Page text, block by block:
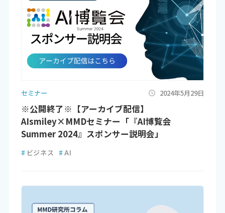
セミナー 2024年5月29日
※公開終了※【アーカイブ配信】
AIsmiley×MMDセミナー「『AI博覧会
Summer 2024』スポンサー説明会」
# ビジネス # AI